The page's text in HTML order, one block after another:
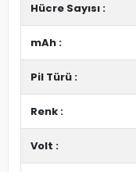
Hücre Sayısı :
mAh :
Pil Türü :
Renk :
Volt :